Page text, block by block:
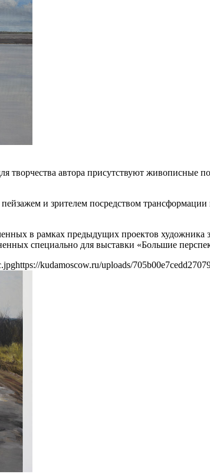
автора присутствуют живописные
и зрителем посредством трансформации
в рамках предыдущих проектов художника
специально для выставки «Большие
https://kudamoscow.ru/uploads/